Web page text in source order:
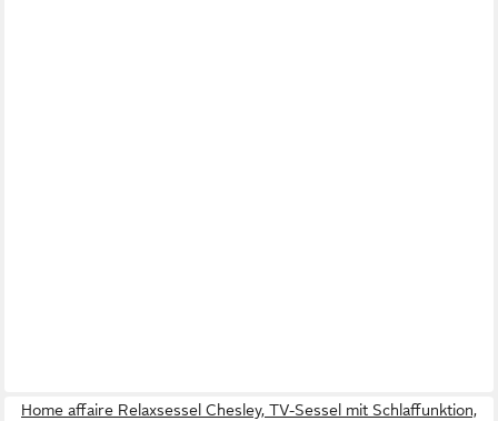
Home affaire Relaxsessel Chesley, TV-Sessel mit Schlaffunktion,